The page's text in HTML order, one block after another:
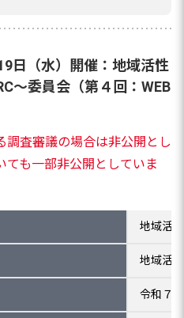
日（水）開催：地域活性
～委員会（第４回：WEB
調査審議の場合は非公開とし
ても一部非公開としていま
地域活
地域活
令和７